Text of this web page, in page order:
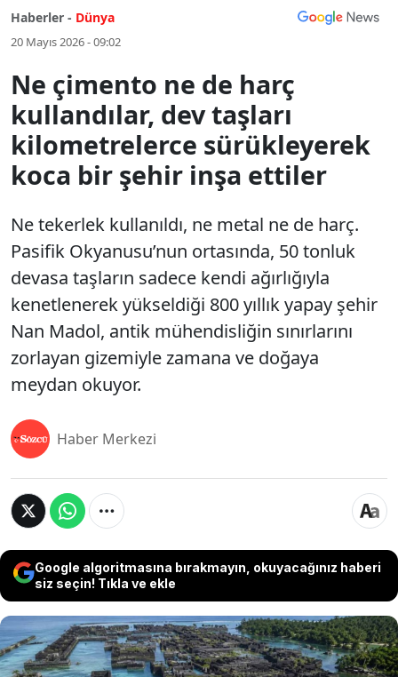
Haberler - Dünya
20 Mayıs 2026 - 09:02
Ne çimento ne de harç
kullandılar, dev taşları
kilometrelerce sürükleyerek
koca bir şehir inşa ettiler
Ne tekerlek kullanıldı, ne metal ne de harç.
Pasifik Okyanusu’nun ortasında, 50 tonluk
devasa taşların sadece kendi ağırlığıyla
kenetlenerek yükseldiği 800 yıllık yapay şehir
Nan Madol, antik mühendisliğin sınırlarını
zorlayan gizemiyle zamana ve doğaya
meydan okuyor.
Haber Merkezi
Google algoritmasına bırakmayın, okuyacağınız haberi
siz seçin! Tıkla ve ekle
Ne tekerlek kullanıldı, ne metal ne de harç.